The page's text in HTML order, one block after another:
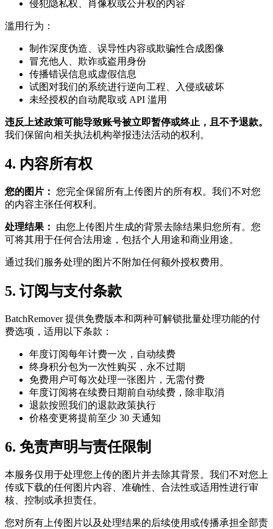
侵犯隐私权、肖像权或公开权的内容
滥用行为：
制作深度伪造、误导性内容或欺骗性合成图像
冒充他人、欺诈或盗用身份
传播错误信息或虚假信息
试图对我们的系统进行逆向工程、入侵或破坏
未经授权的自动爬取或 API 滥用
违反上述政策可能导致账号被立即暂停或终止，且不予退款。
我们保留向相关执法机构举报违法活动的权利。
4. 内容所有权
您的图片： 您完全保留所有上传图片的所有权。我们不对您
的内容主张任何权利。
处理结果：
由您上传图片生成的背景去除结果归您所有。您
可将其用于任何合法用途，包括个人用途和商业用途。
通过我们服务处理的图片不附加任何额外授权费用。
5. 订阅与支付条款
BatchRemover 提供免费版本和两种可解锁批量处理功能的付
费选项，适用以下条款：
年度订阅每年计费一次，自动续费
终身积分包为一次性购买，永不过期
免费用户可每次处理一张图片，无需付费
年度订阅将在续费日期前自动续费，除非取消
退款按照我们的退款政策执行
价格变更将提前至少 30 天通知
6. 免责声明与责任限制
本服务仅用于处理您上传的图片并去除其背景。我们不对您上
传或下载的任何图片内容、准确性、合法性或适用性进行审
核、控制或承担责任。
您对所有上传图片以及处理结果的后续使用或传播承担全部责